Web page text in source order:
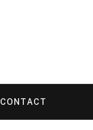
CONTACT